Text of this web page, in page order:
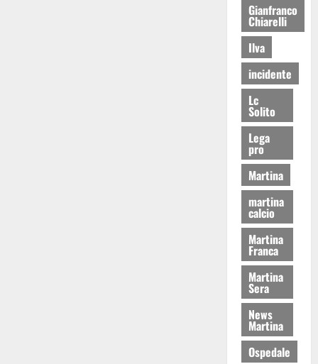
Gianfranco
Chiarelli
Ilva
incidente
Lc
Solito
Lega
pro
Martina
martina
calcio
Martina
Franca
Martina
Sera
News
Martina
Ospedale